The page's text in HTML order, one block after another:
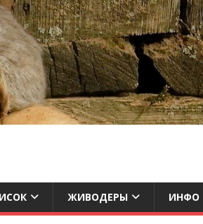
ЖИВОДЕРЫ ИНФО